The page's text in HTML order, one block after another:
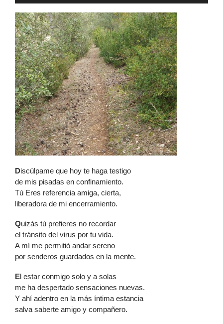
Discúlpame que hoy te haga testigo
de mis pisadas en confinamiento.
Tú Eres referencia amiga, cierta,
liberadora de mi encerramiento.
Quizás tú prefieres no recordar
el tránsito del virus por tu vida.
A mí me permitió andar sereno
por senderos guardados en la mente.
El estar conmigo solo y a solas
me ha despertado sensaciones nuevas.
Y ahí adentro en la más íntima estancia
salva saberte amigo y compañero.